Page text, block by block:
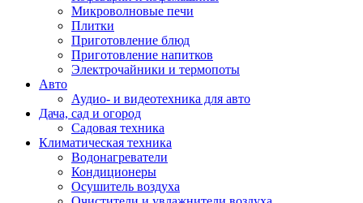
Микроволновые печи
Плитки
Приготовление блюд
Приготовление напитков
Электрочайники и термопоты
Авто
Аудио- и видеотехника для авто
Дача, сад и огород
Садовая техника
Климатическая техника
Водонагреватели
Кондиционеры
Осушитель воздуха